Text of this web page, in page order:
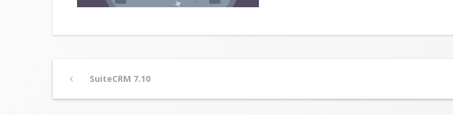
Post
navigation
PreviousSuiteCRM 7.10